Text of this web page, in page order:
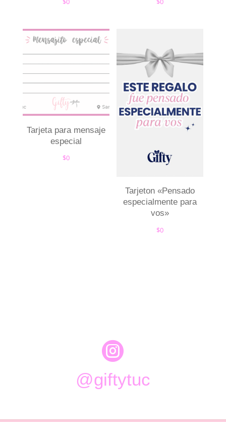
Tarjeta para mensaje
especial
$0
Tarjeton «Pensado
especialmente para
vos»
$0

@giftytuc